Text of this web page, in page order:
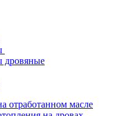
дровяные
отработанном масле